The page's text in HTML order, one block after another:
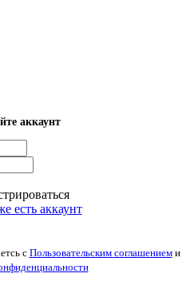
аккаунт
есть аккаунт
с Пользовательским соглашениеми